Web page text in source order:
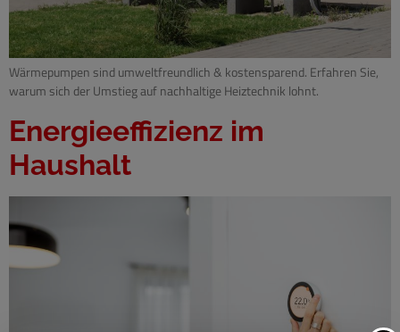
Wärmepumpen sind umweltfreundlich & kostensparend. Erfahren Sie,
warum sich der Umstieg auf nachhaltige Heiztechnik lohnt.
Energieeffizienz im
Haushalt